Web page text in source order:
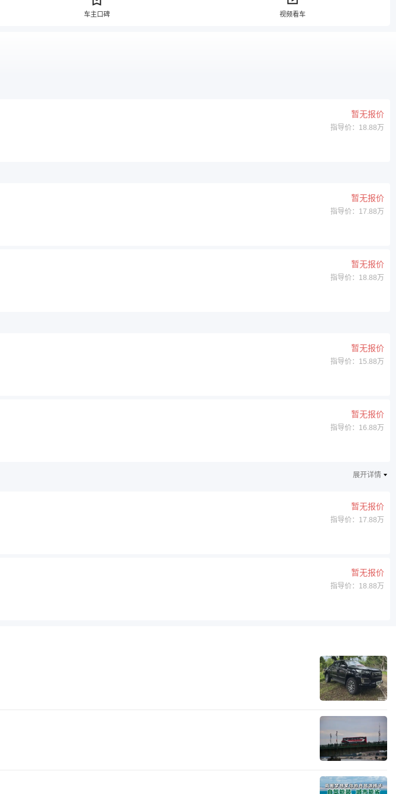
车主口碑 视频看车
暂无报价
指导价：18.88万
暂无报价
指导价：17.88万
暂无报价
指导价：18.88万
暂无报价
指导价：15.88万
暂无报价
指导价：16.88万
展开详情
暂无报价
指导价：17.88万
暂无报价
指导价：18.88万